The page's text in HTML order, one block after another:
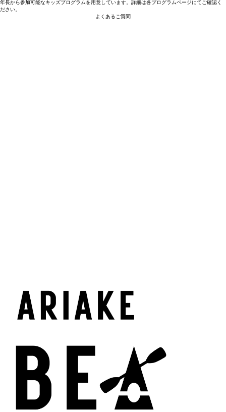
年長から参加可能なキッズプログラムを用意しています。詳細は各プログラムページにてご確認く
ださい。
よくあるご質問